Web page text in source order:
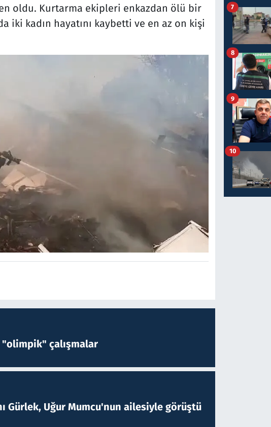
oldu. Kurtarma ekipleri enkazdan ölü bir
iki kadın hayatını kaybetti ve en az on kişi
çalışmalar
Gürlek, Uğur Mumcu'nun ailesiyle görüştü
7
8
9
10